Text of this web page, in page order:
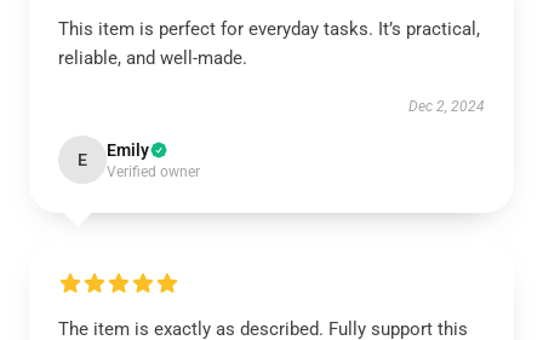
This item is perfect for everyday tasks. It’s practical,
reliable, and well-made.
Dec 2, 2024
E Emily
Verified owner
The item is exactly as described. Fully support this